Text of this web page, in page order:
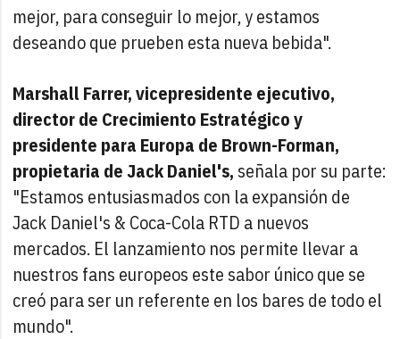
mejor, para conseguir lo mejor, y estamos
deseando que prueben esta nueva bebida".
Marshall Farrer, vicepresidente ejecutivo,
director de Crecimiento Estratégico y
presidente para Europa de Brown-Forman,
propietaria de Jack Daniel's, señala por su parte:
"Estamos entusiasmados con la expansión de
Jack Daniel's & Coca-Cola RTD a nuevos
mercados. El lanzamiento nos permite llevar a
nuestros fans europeos este sabor único que se
creó para ser un referente en los bares de todo el
mundo".